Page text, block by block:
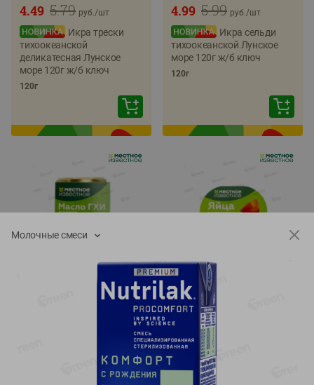
5.79
4.49 руб./шт
Икра трески
тихоокеанской
деликатесная Лунское
море 120г ж/б ключ
120г
5.99
4.99 руб./шт
Икра сельди
тихоокеанской Лунское
море 120г ж/б ключ
120г
руб./
Масло Топленое ГХИ
6.89
5.99
Яйца перепелиные
копченые Молодецкие
Местное известное 20 шт
упак Солигорска п/ф
20шт в уп
Молочные смеси